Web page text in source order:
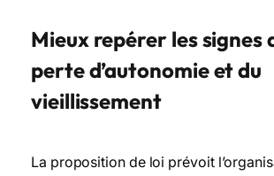
Mieux repérer les signes
perte d’autonomie et du
vieillissement
La proposition de loi prévoit